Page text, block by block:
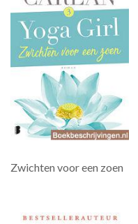
Zwichten voor een zoen